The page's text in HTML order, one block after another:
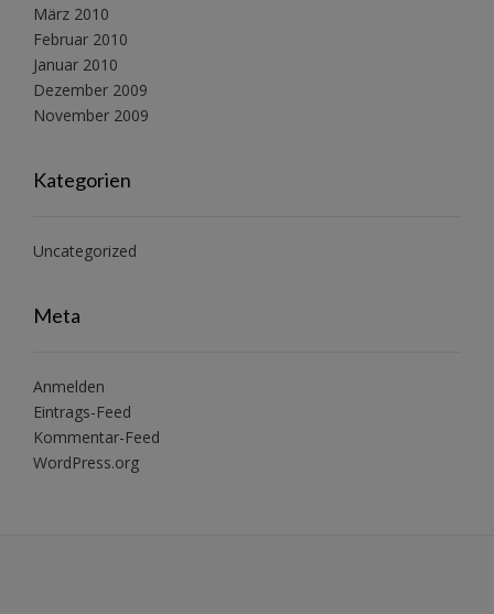
März 2010
Februar 2010
Januar 2010
Dezember 2009
November 2009
Kategorien
Uncategorized
Meta
Anmelden
Eintrags-Feed
Kommentar-Feed
WordPress.org